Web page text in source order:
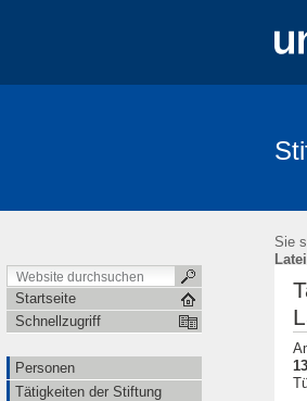
Sie
Startseite
Schnellzugriff
Personen
Tätigkeiten der Stiftung